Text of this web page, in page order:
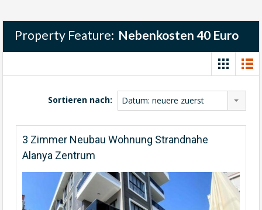
Property Feature: Nebenkosten 40 Euro
Sortieren nach: Datum: neuere zuerst
3 Zimmer Neubau Wohnung Strandnahe
Alanya Zentrum